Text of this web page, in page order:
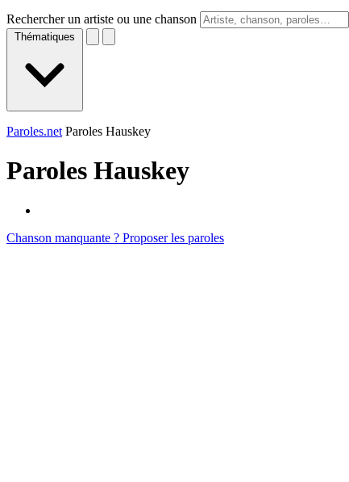
Rechercher un artiste ou une chanson
Thématiques
Paroles.net Paroles Hauskey
Paroles Hauskey
Chanson manquante ? Proposer les paroles